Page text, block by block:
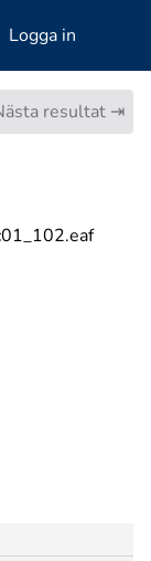
Logga in
resultat ⇥